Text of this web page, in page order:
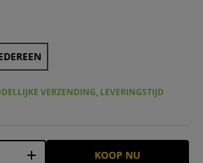
VERZENDING, LEVERINGSTIJD
+ KOOP NU